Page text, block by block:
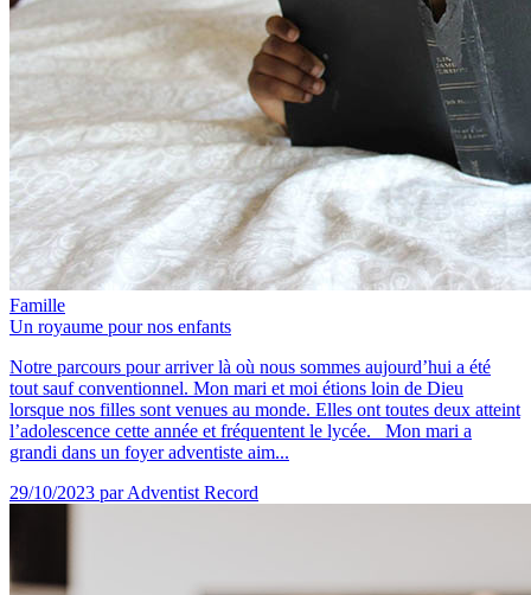
Famille
Un royaume pour nos enfants
Notre parcours pour arriver là où nous sommes aujourd’hui a été
tout sauf conventionnel. Mon mari et moi étions loin de Dieu
lorsque nos filles sont venues au monde. Elles ont toutes deux atteint
l’adolescence cette année et fréquentent le lycée. Mon mari a
grandi dans un foyer adventiste aim...
29/10/2023 par Adventist Record